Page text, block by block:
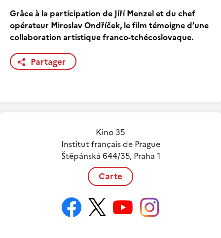
Grâce à la participation de Jiří Menzel et du chef
opérateur Miroslav Ondříček, le film témoigne d’une
collaboration artistique franco-tchécoslovaque.
Partager
Kino 35
Institut français de Prague
Štěpánská 644/35, Praha 1
Carte